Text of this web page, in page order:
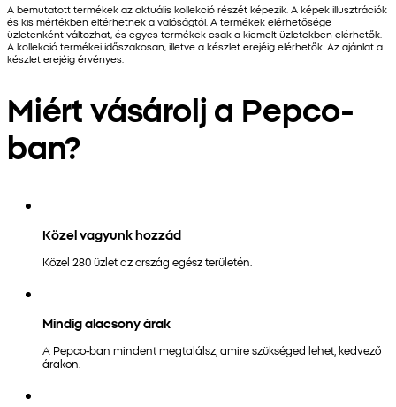
A bemutatott termékek az aktuális kollekció részét képezik. A képek illusztrációk
és kis mértékben eltérhetnek a valóságtól. A termékek elérhetősége
üzletenként változhat, és egyes termékek csak a kiemelt üzletekben elérhetők.
A kollekció termékei időszakosan, illetve a készlet erejéig elérhetők. Az ajánlat a
készlet erejéig érvényes.
Miért vásárolj a Pepco-
ban?
Közel vagyunk hozzád
Közel 280 üzlet az ország egész területén.
Mindig alacsony árak
A Pepco-ban mindent megtalálsz, amire szükséged lehet, kedvező
árakon.